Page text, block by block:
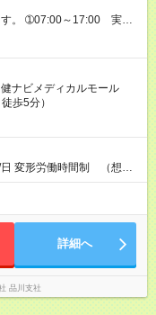
す。 ➀07:00～17:00 実働
～21:00 実働
実働12:30、休憩
救命講習修了 250円/
期間】試用
形態、給与は本採用時と
ナビメディカルモール
歩5分）
日 変形労働時間制 （想定
働4:00 ➂07:00～21:00
詳細へ
品川支社